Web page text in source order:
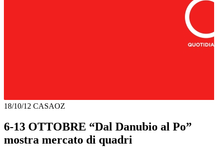
18/10/12 CASAOZ
6-13 OTTOBRE “Dal Danubio al Po”
mostra mercato di quadri